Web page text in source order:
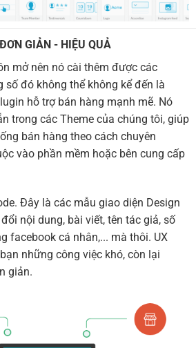
GIẢN - HIỆU QUẢ
mở nên nó cài thêm được các
số đó không thể không kể đến là
hỗ trợ bán hàng mạnh mẽ. Nó
trong các Theme của chúng tôi, giúp
bán hàng theo cách chuyên
vào phần mềm hoặc bên cung cấp
Đây là các mẫu giao diện Design
nội dung, bài viết, tên tác giả, số
facebook cá nhân,... mà thôi. UX
những công việc khó, còn lại
giản.